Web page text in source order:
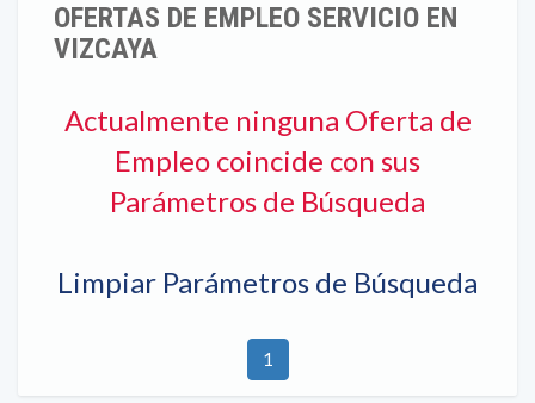
OFERTAS DE EMPLEO SERVICIO EN
VIZCAYA
Actualmente ninguna Oferta de
Empleo coincide con sus
Parámetros de Búsqueda
Limpiar Parámetros de Búsqueda
1